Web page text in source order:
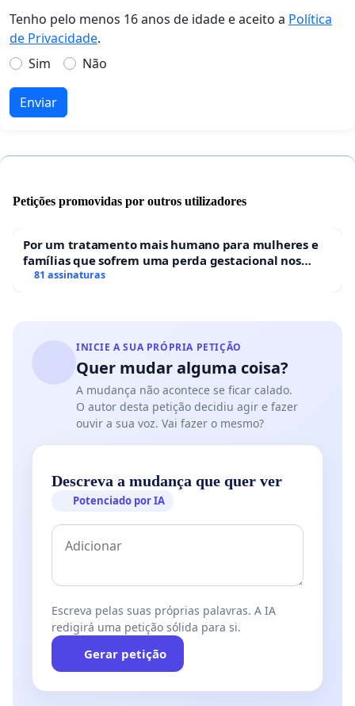
Tenho pelo menos 16 anos de idade e aceito a Política
de Privacidade.
Sim
Não
Enviar
Petições promovidas por outros utilizadores
Por um tratamento mais humano para mulheres e
famílias que sofrem uma perda gestacional nos
hospitais portugueses
81 assinaturas
INICIE A SUA PRÓPRIA PETIÇÃO
Quer mudar alguma coisa?
A mudança não acontece se ficar calado.
O autor desta petição decidiu agir e fazer
ouvir a sua voz. Vai fazer o mesmo?
Descreva a mudança que quer ver
Potenciado por IA
Escreva pelas suas próprias palavras. A IA
redigirá uma petição sólida para si.
Gerar petição